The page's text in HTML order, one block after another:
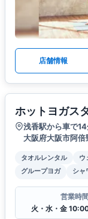
店舗情報
ホットヨガス
浅香駅から車で
大阪府大阪市阿
タオルレンタル ウ
グループヨガ
シャ
営業時間
火・水・金